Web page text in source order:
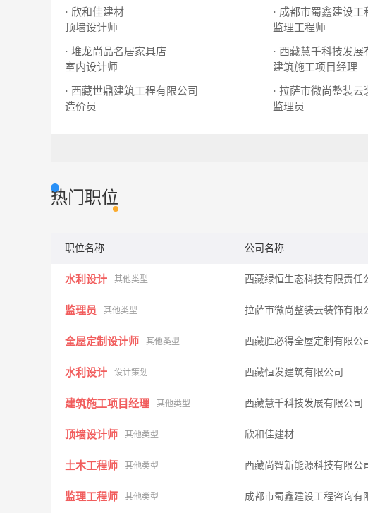
· 欣和佳建材
顶墙设计师
监理工程师
· 堆龙尚品名居家具店
室内设计师
· 西藏慧千科技发展
建筑施工项目经理
· 西藏世鼎建筑工程有限公司
造价员
· 拉萨市微尚整装云
监理员
热门职位
职位名称 公司名称
水利设计 其他类型 西藏绿恒生态科技有限责任
监理员 其他类型 拉萨市微尚整装云装饰有限
全屋定制设计师 其他类型 西藏胜必得全屋定制有限公
水利设计 设计策划 西藏恒发建筑有限公司
建筑施工项目经理 其他类型 西藏慧千科技发展有限公司
顶墙设计师 其他类型 欣和佳建材
土木工程师 其他类型 西藏尚智新能源科技有限公
监理工程师 其他类型 成都市蜀鑫建设工程咨询有